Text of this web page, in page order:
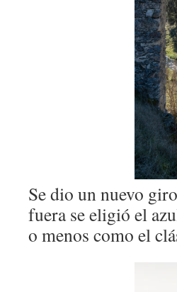
Se dio un nuevo
fuera se eligió el
o menos como el